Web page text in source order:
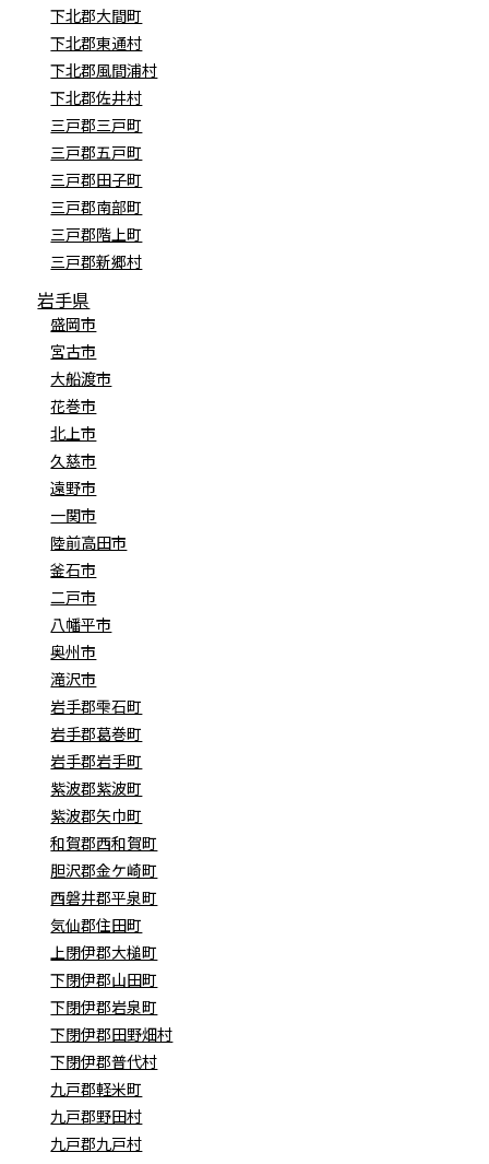
下北郡大間町
下北郡東通村
下北郡風間浦村
下北郡佐井村
三戸郡三戸町
三戸郡五戸町
三戸郡田子町
三戸郡南部町
三戸郡階上町
三戸郡新郷村
岩手県
盛岡市
宮古市
大船渡市
花巻市
北上市
久慈市
遠野市
一関市
陸前高田市
釜石市
二戸市
八幡平市
奥州市
滝沢市
岩手郡雫石町
岩手郡葛巻町
岩手郡岩手町
紫波郡紫波町
紫波郡矢巾町
和賀郡西和賀町
胆沢郡金ケ崎町
西磐井郡平泉町
気仙郡住田町
上閉伊郡大槌町
下閉伊郡山田町
下閉伊郡岩泉町
下閉伊郡田野畑村
下閉伊郡普代村
九戸郡軽米町
九戸郡野田村
九戸郡九戸村